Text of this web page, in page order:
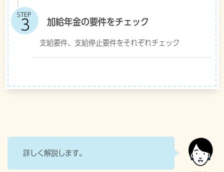
STEP
加給年金の要件をチェック
支給要件、支給停止要件をそれぞれチェック
詳しく解説します。